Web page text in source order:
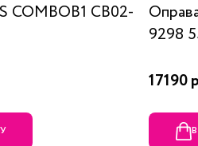
COMBOB1 CB02-
9298
17190